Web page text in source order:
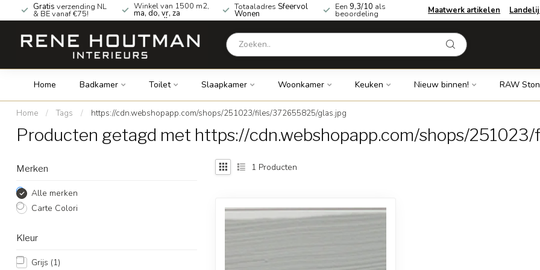
Gratis verzending NL
& BE vanaf €75!
Winkel van 1500 m2,
ma, do, vr, za
geopend!
Totaaladres Sfeervol
Wonen
Een 9,3/10 als
beoordeling Maatwerk artikelen
Home Badkamer Toilet Slaapkamer Woonkamer Keuken Nieuw binnen! RAW
Home / Tags / https://cdn.webshopapp.com/shops/251023/files/372655825/glas.jpg
Producten getagd met https://cdn.webshopapp.com/shops/
Merken
Alle merken
Carte Colori
Kleur
Grijs (1)
1 Producten